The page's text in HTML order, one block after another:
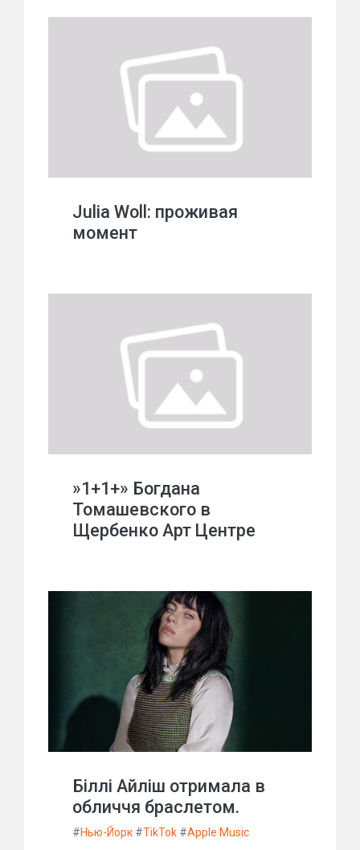
Julia Woll: проживая
момент
»1+1+» Богдана
Томашевского в
Щербенко Арт Центре
Біллі Айліш отримала в
обличчя браслетом.
#Нью-Йорк #TikTok #Apple Music